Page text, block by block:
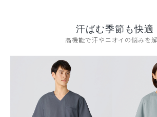
汗ばむ季節も快適
高機能で汗やニオイの悩みを